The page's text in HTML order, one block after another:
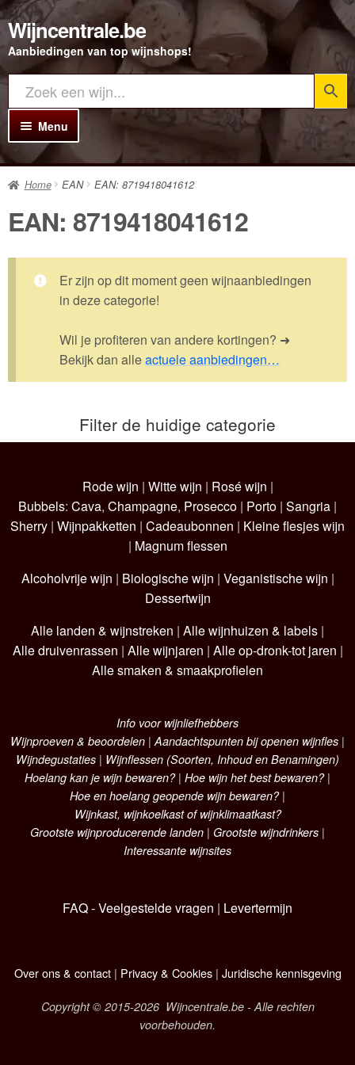
Ga
door
naar
navigatie
Ga
direct
naar
inhoud
Wijncentrale.be
Aanbiedingen van top wijnshops!
Menu
Home
Alle Wijnen
Rode wijn
Witte wijn
Rosé wijn
Porto
Wijnpakketten
Kleine flesjes
Cadeaubonnen
Home EAN EAN: 8719418041612
EAN: 8719418041612
Er zijn op dit moment geen wijnaanbiedingen
in deze categorie!
Wil je profiteren van andere kortingen? ➜
Bekijk dan alleactuele aanbiedingen…
Filter de huidige categorie
Rode wijn | Witte wijn | Rosé wijn |
Bubbels: Cava, Champagne, Prosecco | Porto | Sangria |
Sherry | Wijnpakketten | Cadeaubonnen | Kleine flesjes wijn
| Magnum flessen
Alcoholvrije wijn | Biologische wijn | Veganistische wijn |
Dessertwijn
Alle landen & wijnstreken | Alle wijnhuizen & labels |
Alle druivenrassen | Alle wijnjaren | Alle op-dronk-tot jaren |
Alle smaken & smaakprofielen
Info voor wijnliefhebbers
Wijnproeven & beoordelen |Aandachtspunten bij openen wijnfles |
Wijndegustaties | Wijnflessen (Soorten, Inhoud en Benamingen)
Hoelang kan je wijn bewaren?| Hoe wijn het best bewaren?|
Hoe en hoelang geopende wijn bewaren?|
Wijnkast, wijnkoelkast of wijnklimaatkast?
Grootste wijnproducerende landen | Grootste wijndrinkers |
Interessante wijnsites
FAQ - Veelgestelde vragen | Levertermijn
Over ons & contact| Privacy & Cookies| Juridische kennisgeving
Copyright © 2015-2026 Wijncentrale.be - Alle rechten
voorbehouden.